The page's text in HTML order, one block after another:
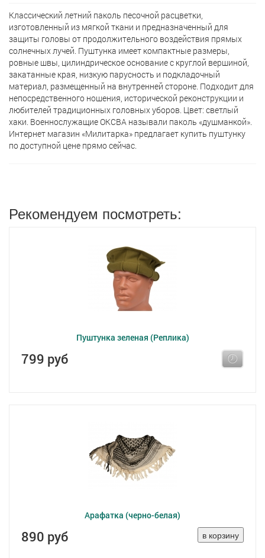
Классический летний паколь песочной расцветки,
изготовленный из мягкой ткани и предназначенный для
защиты головы от продолжительного воздействия прямых
солнечных лучей. Пуштунка имеет компактные размеры,
ровные швы, цилиндрическое основание с круглой вершиной,
закатанные края, низкую парусность и подкладочный
материал, размещенный на внутренней стороне. Подходит для
непосредственного ношения, исторической реконструкции и
любителей традиционных головных уборов. Цвет: светлый
хаки. Военнослужащие ОКСВА называли паколь «душманкой».
Интернет магазин «Милитарка» предлагает кyпить пуштунку
по доступной цене прямо сейчас.
Рекомендуем посмотреть:
Пуштунка зеленая (Реплика)
799 руб
Арафатка (черно-белая)
890 руб